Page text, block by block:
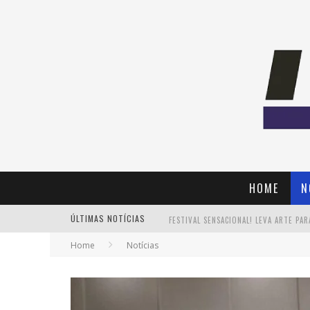
HOME
ÚLTIMAS NOTÍCIAS
PAIS: BOAS HISTÓRIAS E UM BRINDE
Home Notícias